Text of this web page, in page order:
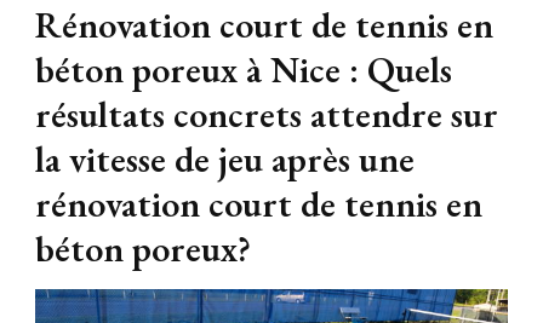
Rénovation court de tennis en
béton poreux à Nice : Quels
résultats concrets attendre sur
la vitesse de jeu après une
rénovation court de tennis en
béton poreux?